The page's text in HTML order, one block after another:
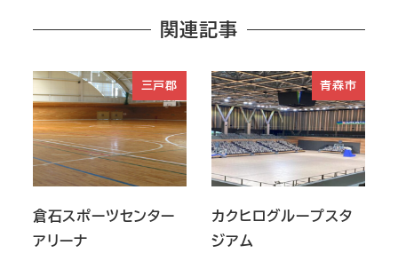
関連記事
三戸郡
倉石スポーツセンター
アリーナ
青森市
カクヒログループスタ
ジアム